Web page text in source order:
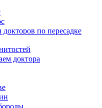
по пересадке
доктора